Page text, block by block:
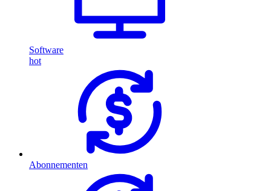
Software
hot
Abonnementen